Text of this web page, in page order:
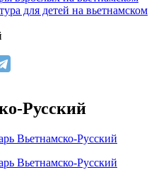
для детей на вьетнамском
Русский